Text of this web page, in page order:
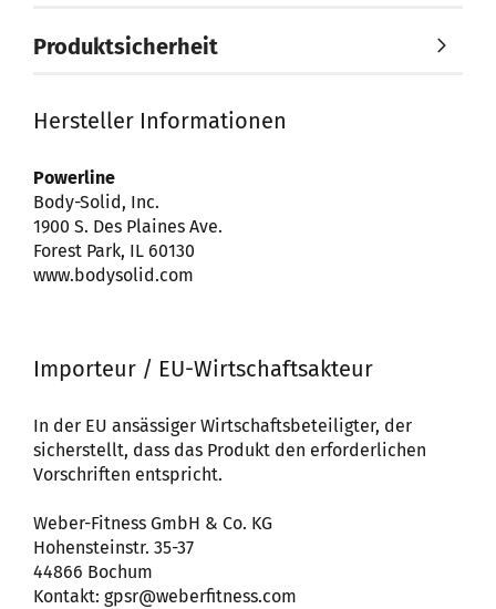
Produktsicherheit
Hersteller Informationen
Powerline
Body-Solid, Inc.
1900 S. Des Plaines Ave.
Forest Park, IL 60130
www.bodysolid.com
Importeur / EU-Wirtschaftsakteur
In der EU ansässiger Wirtschaftsbeteiligter, der
sicherstellt, dass das Produkt den erforderlichen
Vorschriften entspricht.
Weber-Fitness GmbH & Co. KG
Hohensteinstr. 35-37
44866 Bochum
Kontakt: gpsr@weberfitness.com